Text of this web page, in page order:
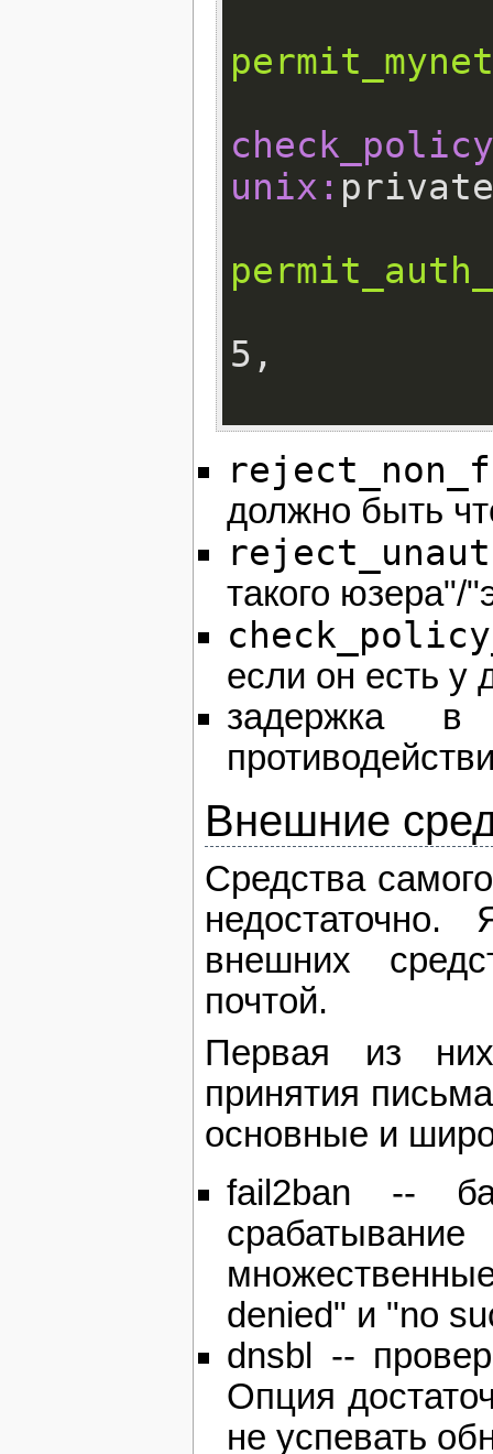
unix:
5 ,
должно быть
такого юзера"/
если он есть у
задержка
Внешние
Средства
внешних
почтой.
Первая из
принятия
основные и
fail2ban --
denied" и "no
dnsbl --
Опция
не успевать